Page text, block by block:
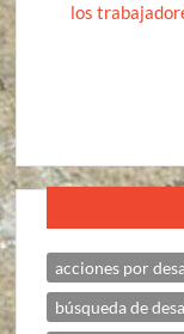
los
acciones por
búsqueda de